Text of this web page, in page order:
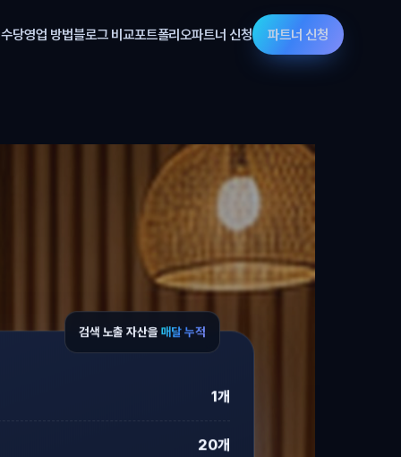
당영업 방법블로그 비교포트폴리오파트너 신청 파트너 신청
1개
20개
검색 노출 자산을 매달 누적